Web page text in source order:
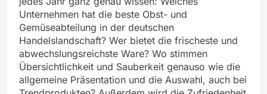
Unternehmen hat die beste Obst- und
Gemüseabteilung in der deutschen
Handelslandschaft? Wer bietet die frischeste und
abwechslungsreichste Ware? Wo stimmen
Übersichtlichkeit und Sauberkeit genauso wie die
allgemeine Präsentation und die Auswahl, auch bei